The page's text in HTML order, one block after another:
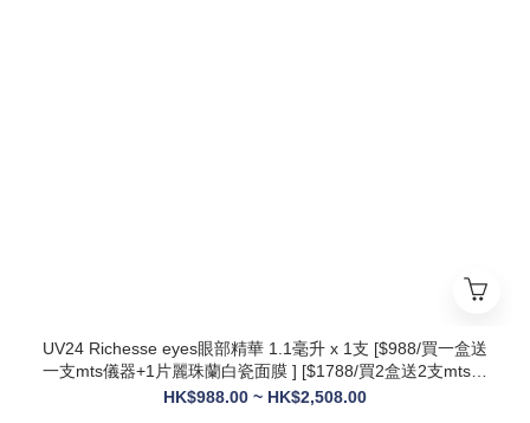
UV24 Richesse eyes眼部精華 1.1毫升 x 1支 [$988/買一盒送
一支mts儀器+1片麗珠蘭白瓷面膜 ] [$1788/買2盒送2支mts儀
器+1盒白瓷面膜+1支麗珠蘭修復面霜][ $2508/買3盒送3支mts
HK$988.00 ~ HK$2,508.00